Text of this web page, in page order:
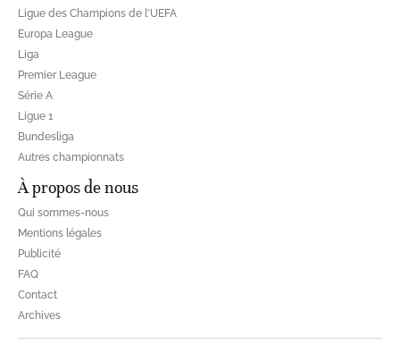
Ligue des Champions de l'UEFA
Europa League
Liga
Premier League
Série A
Ligue 1
Bundesliga
Autres championnats
À propos de nous
Qui sommes-nous
Mentions légales
Publicité
FAQ
Contact
Archives